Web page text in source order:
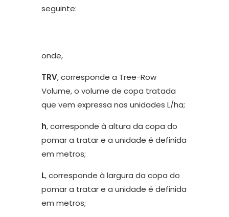
seguinte:
onde,
TRV, corresponde a Tree-Row
Volume, o volume de copa tratada
que vem expressa nas unidades L/ha;
h, corresponde à altura da copa do
pomar a tratar e a unidade é definida
em metros;
L, corresponde à largura da copa do
pomar a tratar e a unidade é definida
em metros;